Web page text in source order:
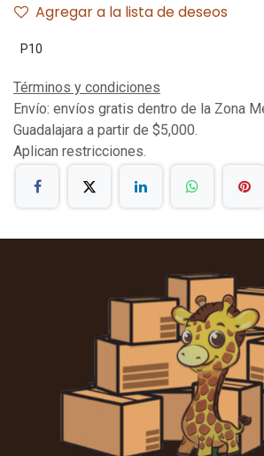
Agregar a la lista de deseos
P10
Términos y condiciones
Envío: envíos gratis dentro de la Zona
Guadalajara a partir de $5,000.
Aplican restricciones.